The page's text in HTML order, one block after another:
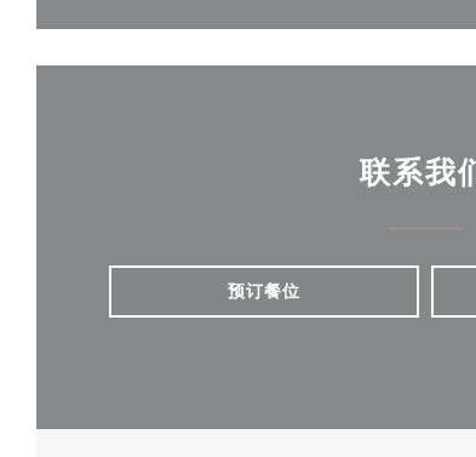
联系我
预订餐位